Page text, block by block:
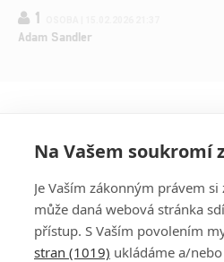
1
Adam Sandler
Na Vašem soukromí
Je Vaším zákonným právem
může daná webová stránka
přístup. S Vaším povolením
stran (1019) ukládáme a/